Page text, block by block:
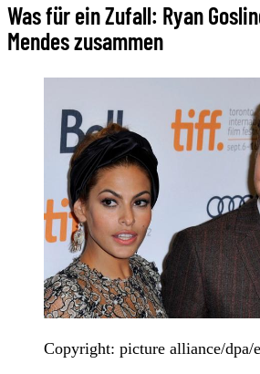
Was für ein Zufall: Ryan
Mendes zusammen
Copyright: picture alliance/dpa/